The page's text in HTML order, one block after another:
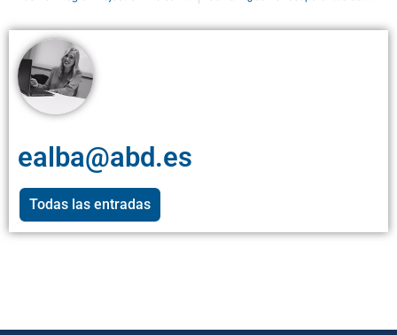
ealba@abd.es
Todas las entradas